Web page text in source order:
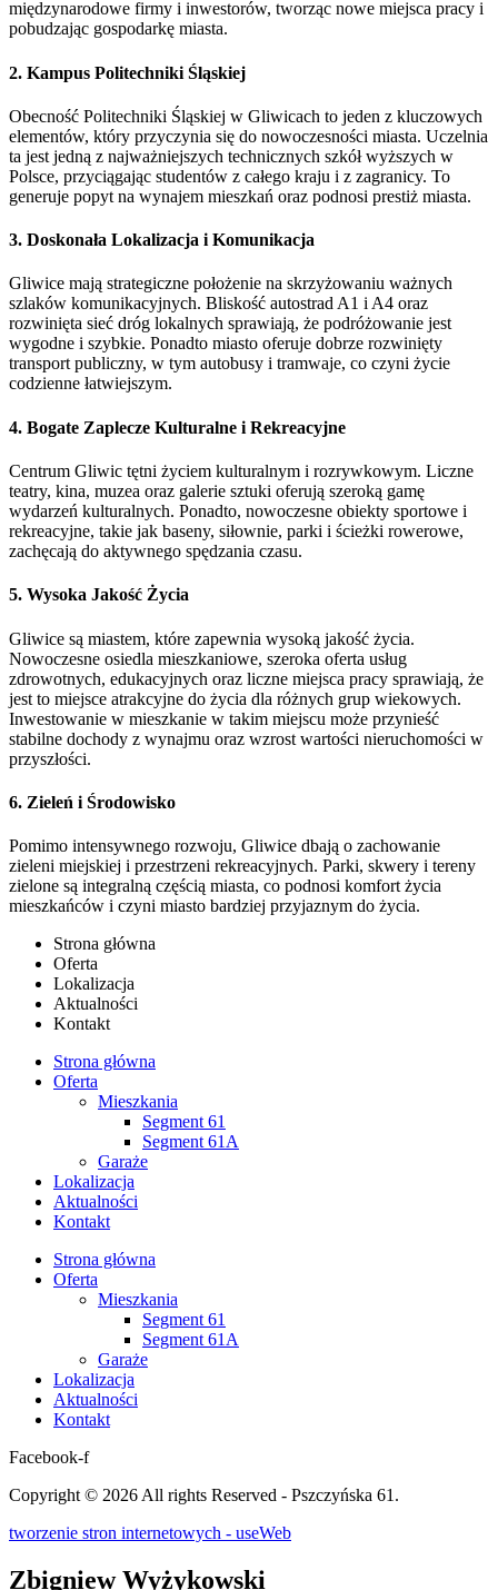
międzynarodowe firmy i inwestorów, tworząc nowe miejsca pracy i
pobudzając gospodarkę miasta.
2. Kampus Politechniki Śląskiej
Obecność Politechniki Śląskiej w Gliwicach to jeden z kluczowych
elementów, który przyczynia się do nowoczesności miasta. Uczelnia
ta jest jedną z najważniejszych technicznych szkół wyższych w
Polsce, przyciągając studentów z całego kraju i z zagranicy. To
generuje popyt na wynajem mieszkań oraz podnosi prestiż miasta.
3. Doskonała Lokalizacja i Komunikacja
Gliwice mają strategiczne położenie na skrzyżowaniu ważnych
szlaków komunikacyjnych. Bliskość autostrad A1 i A4 oraz
rozwinięta sieć dróg lokalnych sprawiają, że podróżowanie jest
wygodne i szybkie. Ponadto miasto oferuje dobrze rozwinięty
transport publiczny, w tym autobusy i tramwaje, co czyni życie
codzienne łatwiejszym.
4. Bogate Zaplecze Kulturalne i Rekreacyjne
Centrum Gliwic tętni życiem kulturalnym i rozrywkowym. Liczne
teatry, kina, muzea oraz galerie sztuki oferują szeroką gamę
wydarzeń kulturalnych. Ponadto, nowoczesne obiekty sportowe i
rekreacyjne, takie jak baseny, siłownie, parki i ścieżki rowerowe,
zachęcają do aktywnego spędzania czasu.
5. Wysoka Jakość Życia
Gliwice są miastem, które zapewnia wysoką jakość życia.
Nowoczesne osiedla mieszkaniowe, szeroka oferta usług
zdrowotnych, edukacyjnych oraz liczne miejsca pracy sprawiają, że
jest to miejsce atrakcyjne do życia dla różnych grup wiekowych.
Inwestowanie w mieszkanie w takim miejscu może przynieść
stabilne dochody z wynajmu oraz wzrost wartości nieruchomości w
przyszłości.
6. Zieleń i Środowisko
Pomimo intensywnego rozwoju, Gliwice dbają o zachowanie
zieleni miejskiej i przestrzeni rekreacyjnych. Parki, skwery i tereny
zielone są integralną częścią miasta, co podnosi komfort życia
mieszkańców i czyni miasto bardziej przyjaznym do życia.
Strona główna
Oferta
Lokalizacja
Aktualności
Kontakt
Strona główna
Oferta
Mieszkania
Segment 61
Segment 61A
Garaże
Lokalizacja
Aktualności
Kontakt
Strona główna
Oferta
Mieszkania
Segment 61
Segment 61A
Garaże
Lokalizacja
Aktualności
Kontakt
Facebook-f
Copyright © 2026 All rights Reserved - Pszczyńska 61.
tworzenie stron internetowych - useWeb
Zbigniew Wyżykowski